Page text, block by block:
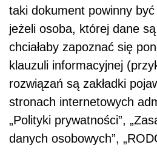
taki dokument powinny być
jeżeli osoba, której dane
chciałaby zapoznać się
klauzuli informacyjnej
rozwiązań są zakładki
stronach internetowych
„Polityki prywatności”,
danych osobowych”,